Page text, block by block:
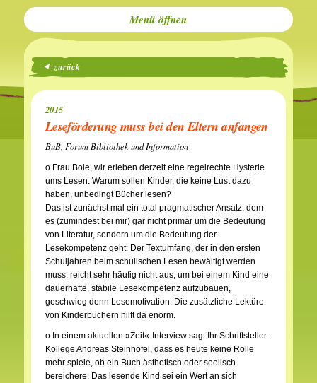
Menü
zurück
2015
Leseförderung muss bei den Eltern anfangen
BuB, Forum Bibliothek und Information
o Frau Boie, wir erleben derzeit eine regelrechte Hysterie
ums Lesen. Warum sollen Kinder, die keine Lust dazu
haben, unbedingt Bücher lesen?
Das ist zunächst mal ein total pragmatischer Ansatz, dem
es (zumindest bei mir) gar nicht primär um die Bedeutung
von Literatur, sondern um die Bedeutung der
Lesekompetenz geht: Der Textumfang, der in den ersten
Schuljahren beim schulischen Lesen bewältigt werden
muss, reicht sehr häufig nicht aus, um bei einem Kind eine
dauerhafte, stabile Lesekompetenz aufzubauen,
geschwieg denn Lesemotivation. Die zusätzliche Lektüre
von Kinderbüchern hilft da enorm.
o In einem aktuellen »Zeit«-Interview sagt Ihr Schriftsteller-
Kollege Andreas Steinhöfel, dass es heute keine Rolle
mehr spiele, ob ein Buch ästhetisch oder seelisch
bereichere. Das lesende Kind sei ein Wert an sich